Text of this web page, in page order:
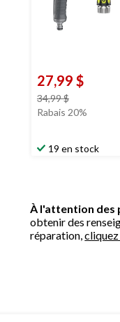
27,99 $
34,99 $prix
était
Rabais 20%
19 en stock
À l'attention des
obtenir des
réparation,cliquez